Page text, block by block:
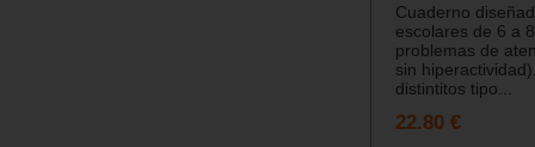
Cuaderno
escolares de 6 a
problemas de
sin
distintitos tipo...
22.80 €